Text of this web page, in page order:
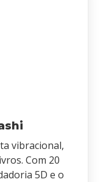
vibracional,
Com 20
5D e o